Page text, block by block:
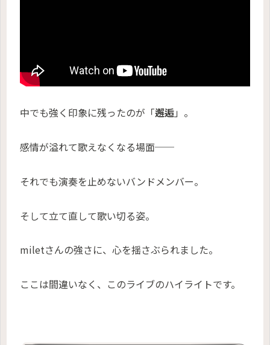
中でも強く印象に残ったのが「邂逅」。
感情が溢れて歌えなくなる場面──
それでも演奏を止めないバンドメンバー。
そして立て直して歌い切る姿。
miletさんの強さに、心を揺さぶられました。
ここは間違いなく、このライブのハイライトです。